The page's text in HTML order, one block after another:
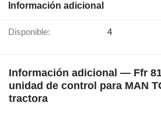
Información adicional
Disponible: 4
Información adicional — Ffr
unidad de control para MAN
tractora